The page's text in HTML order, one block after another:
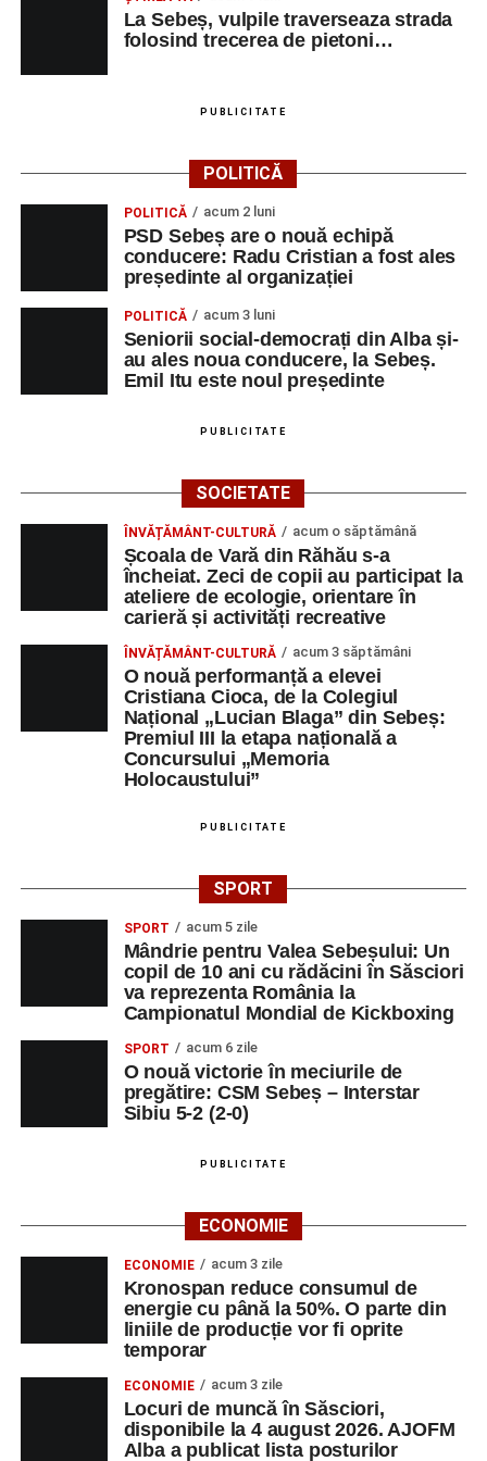
Milena Vădan – vioară
Piața Primăriei
Orele 17.00–20.00– Punct oficial de înscrieri și informații
(Race Office) pentru competiția„Cicloaventurier de
Sebeș”.
SÂMBĂTĂ, 22 AUGUST 2026
Orele 10.00–20.00– Punct oficial de înscrieri și informații
(Race Office) pentru competiția„Cicloaventurier de
Râpa Roșie
Orele 17.00–20.00– Antrenamente libere pe traseul de
Centrul Cultural „Lucian Blaga”
Sebeș – Sala de spectacole
(România, 2023), black comedy, în regia lui
Suciu.
DUMINICĂ, 23 AUGUST 2026
Râpa Roșie
Ora 10.00– „Cicloaventurier de Sebeș”
al competiției MTB pentru copii.
LUNI, 24 AUGUST 2026
Casa Fanfarei din Petrești
– Activități recreative pentru copii, susținute de
„Gepetto”și„Pied Piper”
Seară cu tradiții săsești, cu participarea:
Fanfarei din Petrești;
Trupei de Dansuri Săsești;
Alexandrei Pamfilie;
Alfred Dahinten.
La Sebeș, vulpile traverseaza strada
folosind trecerea de pietoni…
PUBLICITATE
POLITICĂ
POLITICĂ acum 2 luni
PSD Sebeș are o nouă echipă
conducere: Radu Cristian a fost ales
președinte al organizației
POLITICĂ acum 3 luni
Seniorii social-democrați din Alba și-
au ales noua conducere, la Sebeș.
Emil Itu este noul președinte
PUBLICITATE
SOCIETATE
ÎNVĂȚĂMÂNT-CULTURĂ acum o săptămână
Școala de Vară din Răhău s-a
încheiat. Zeci de copii au participat la
ateliere de ecologie, orientare în
carieră și activități recreative
ÎNVĂȚĂMÂNT-CULTURĂ acum 3 săptămâni
O nouă performanță a elevei
Cristiana Cioca, de la Colegiul
Național „Lucian Blaga” din Sebeș:
Premiul III la etapa națională a
Concursului „Memoria
Holocaustului”
PUBLICITATE
SPORT
SPORT acum 5 zile
Mândrie pentru Valea Sebeșului: Un
copil de 10 ani cu rădăcini în Săsciori
va reprezenta România la
Campionatul Mondial de Kickboxing
SPORT acum 6 zile
O nouă victorie în meciurile de
pregătire: CSM Sebeș – Interstar
Sibiu 5-2 (2-0)
PUBLICITATE
ECONOMIE
ECONOMIE acum 3 zile
Kronospan reduce consumul de
energie cu până la 50%. O parte din
liniile de producție vor fi oprite
temporar
ECONOMIE acum 3 zile
Locuri de muncă în Săsciori,
disponibile la 4 august 2026. AJOFM
Alba a publicat lista posturilor